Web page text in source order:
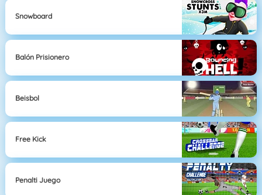
Snowboard
Balón Prisionero
Beisbol
Free Kick
Penalti Juego